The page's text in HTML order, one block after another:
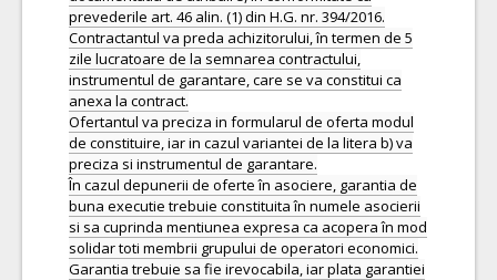
prevederile art. 46 alin. (1) din H.G. nr. 394/2016.
Contractantul va preda achizitorului, în termen de 5
zile lucratoare de la semnarea contractului,
instrumentul de garantare, care se va constitui ca
anexa la contract.
Ofertantul va preciza in formularul de oferta modul
de constituire, iar in cazul variantei de la litera b) va
preciza si instrumentul de garantare.
În cazul depunerii de oferte în asociere, garantia de
buna executie trebuie constituita în numele asocierii
si sa cuprinda mentiunea expresa ca acopera în mod
solidar toti membrii grupului de operatori economici.
Garantia trebuie sa fie irevocabila, iar plata garantiei